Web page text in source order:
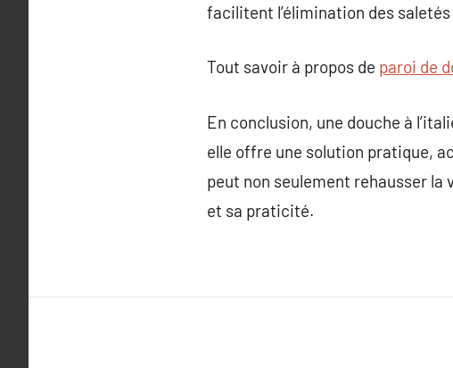
facilitent l’élimination des
Tout savoir à propos de paroi de
En conclusion, une douche à
elle offre une solution pratique,
peut non seulement rehausser
et sa praticité.